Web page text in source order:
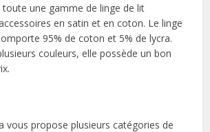
une gamme de linge de lit
en satin et en coton. Le linge
95% de coton et 5% de lycra.
couleurs, elle possède un bon
vous propose plusieurs catégories de